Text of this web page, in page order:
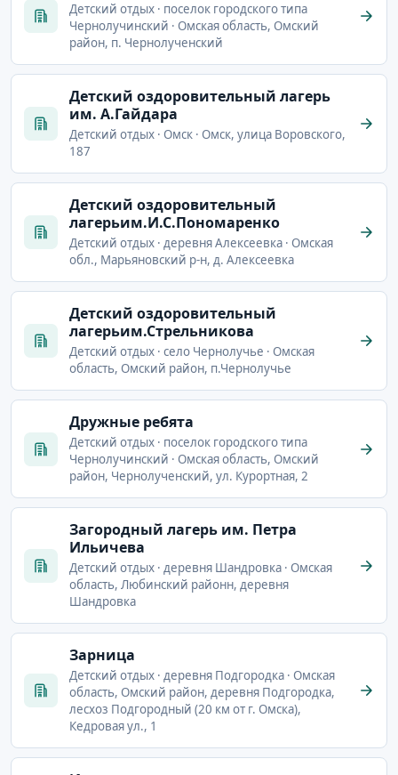
Детский отдых · поселок городского типа
Чернолучинский · Омская область, Омский
район, п. Чернолученский
Детский оздоровительный лагерь
им. А.Гайдара
Детский отдых · Омск · Омск, улица Воровского,
187
Детский оздоровительный
лагерьим.И.С.Пономаренко
Детский отдых · деревня Алексеевка · Омская
обл., Марьяновский р-н, д. Алексеевка
Детский оздоровительный
лагерьим.Стрельникова
Детский отдых · село Чернолучье · Омская
область, Омский район, п.Чернолучье
Дружные ребята
Детский отдых · поселок городского типа
Чернолучинский · Омская область, Омский
район, Чернолученский, ул. Курортная, 2
Загородный лагерь им. Петра
Ильичева
Детский отдых · деревня Шандровка · Омская
область, Любинский районн, деревня
Шандровка
Зарница
Детский отдых · деревня Подгородка · Омская
область, Омский район, деревня Подгородка,
лесхоз Подгородный (20 км от г. Омска),
Кедровая ул., 1